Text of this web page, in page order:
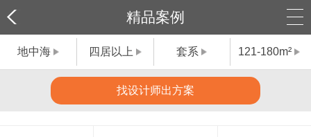
精品案例
地中海 四居以上 套系 121-180m²
找设计师出方案